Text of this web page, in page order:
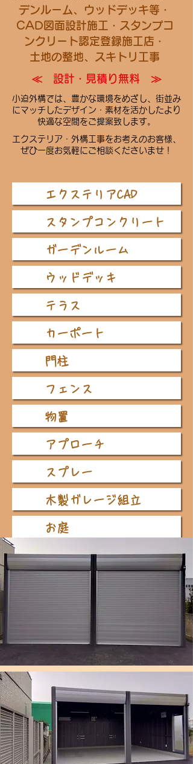
デンルーム、ウッドデッキ等・
CAD図面設計施工・スタンプコ
ンクリート認定登録施工店・
土地の整地、スキトリ工事
≪ 設計・見積り無料 ≫
小迫外構では、豊かな環境をめざし、街並み
にマッチしたデザイン・素材を活かしたより
快適な空間をご提案致します。
エクステリア・外構工事をお考えのお客様、
ぜひ一度お気軽にご相談くださいませ！
エクステリアCAD
スタンプコンクリート
ガーデンルーム
ウッドデッキ
テラス
カーポート
門柱
フェンス
物置
アプローチ
スプレー
木製ガレージ組立
お庭